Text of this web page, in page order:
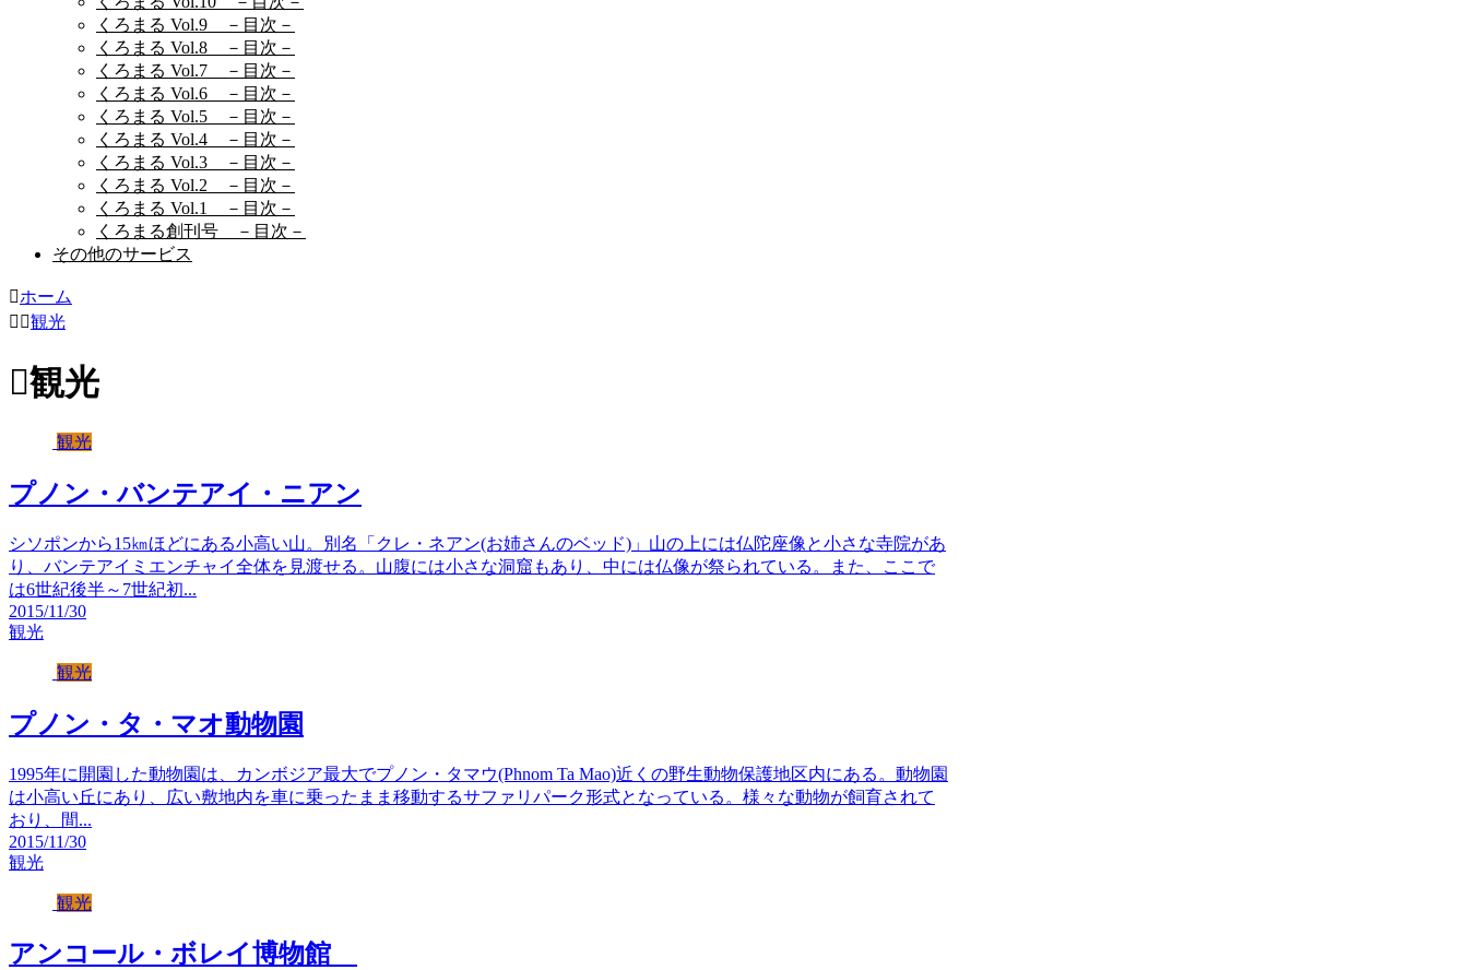
くろまる Vol.9 －目次－
くろまる Vol.8 －目次－
くろまる Vol.7 －目次－
くろまる Vol.6 －目次－
くろまる Vol.5 －目次－
くろまる Vol.4 －目次－
くろまる Vol.3 －目次－
くろまる Vol.2 －目次－
くろまる Vol.1 －目次－
くろまる創刊号 －目次－
その他のサービス
ホーム
観光
観光
観光
プノン・バンテアイ・ニアン
シソポンから15㎞ほどにある小高い山。別名「クレ・ネアン(お姉さんのベッド)」山の上には仏陀座像と小さな寺院があ
り、バンテアイミエンチャイ全体を見渡せる。山腹には小さな洞窟もあり、中には仏像が祭られている。また、ここで
は6世紀後半～7世紀初...
2015/11/30
観光
観光
プノン・タ・マオ動物園
1995年に開園した動物園は、カンボジア最大でプノン・タマウ(Phnom Ta Mao)近くの野生動物保護地区内にある。動物園
は小高い丘にあり、広い敷地内を車に乗ったまま移動するサファリパーク形式となっている。様々な動物が飼育されて
おり、間...
2015/11/30
観光
観光
アンコール・ボレイ博物館